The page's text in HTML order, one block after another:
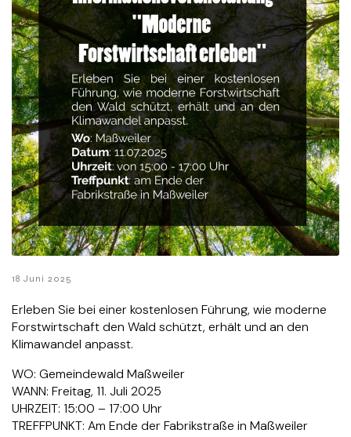
18 Juni 2025
Erleben Sie bei einer kostenlosen Führung, wie moderne
Forstwirtschaft den Wald schützt, erhält und an den
Klimawandel anpasst.
WO: Gemeindewald Maßweiler
WANN: Freitag, 11. Juli 2025
UHRZEIT: 15:00 – 17:00 Uhr
TREFFPUNKT: Am Ende der Fabrikstraße in Maßweiler